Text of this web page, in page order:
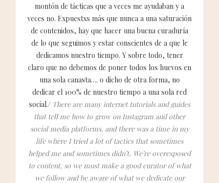
montón de tácticas que a veces me ayudaban y a
veces no. Expuestxs más que nunca a una saturación
de contenidos, hay que hacer una buena curaduría
de lo que seguimos y estar conscientes de a que le
dedicamos nuestro tiempo. Y sobre todo, tener
claro que no debemos de poner todos los huevos en
una sola canasta…. o dicho de otra forma, no
dedicar el 100% de nuestro tiempo a una sola red
social./ There are many internet tutorials and guides
that tell me how to grow on Instagram and other
social media platforms, and there was a time in my
life where I tried a lot of tactics that sometimes
helped me and sometimes didn’t. We’re overexposed
to content, so we must make a good curator of what
we follow and be aware of what we dedicate our